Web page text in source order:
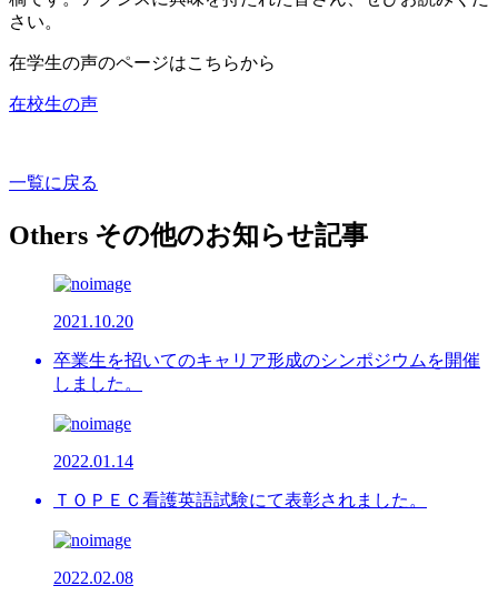
さい。
在学生の声のページはこちらから
在校生の声
一覧に戻る
Others その他のお知らせ記事
2021.10.20
卒業生を招いてのキャリア形成のシンポジウムを開催
しました。
2022.01.14
ＴＯＰＥＣ看護英語試験にて表彰されました。
2022.02.08